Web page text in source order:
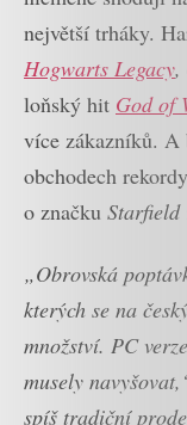
největší trháky.
Hogwarts Legacy,
loňský hit God of
více zákazníků. A
obchodech
o značku Starfield
„Obrovská
kterých se na
množství. PC
musely
spíš tradiční